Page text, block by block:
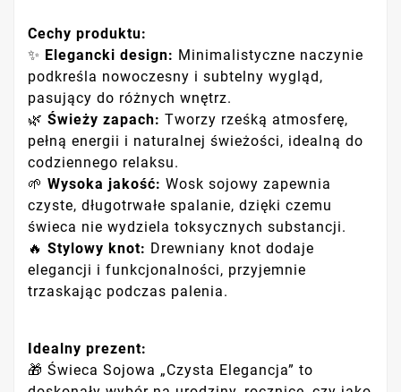
Cechy produktu:
✨ Elegancki design: Minimalistyczne naczynie
podkreśla nowoczesny i subtelny wygląd,
pasujący do różnych wnętrz.
🌿 Świeży zapach: Tworzy rześką atmosferę,
pełną energii i naturalnej świeżości, idealną do
codziennego relaksu.
🌱 Wysoka jakość: Wosk sojowy zapewnia
czyste, długotrwałe spalanie, dzięki czemu
świeca nie wydziela toksycznych substancji.
🔥 Stylowy knot: Drewniany knot dodaje
elegancji i funkcjonalności, przyjemnie
trzaskając podczas palenia.
Idealny prezent:
🎁 Świeca Sojowa „Czysta Elegancja” to